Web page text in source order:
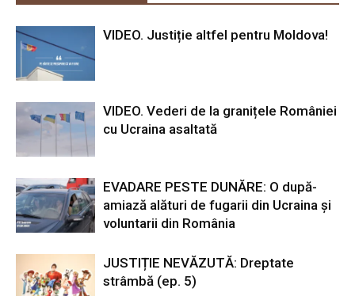
VIDEO. Justiție altfel pentru Moldova!
VIDEO. Vederi de la granițele României
cu Ucraina asaltată
EVADARE PESTE DUNĂRE: O după-
amiază alături de fugarii din Ucraina și
voluntarii din România
JUSTIȚIE NEVĂZUTĂ: Dreptate
strâmbă (ep. 5)